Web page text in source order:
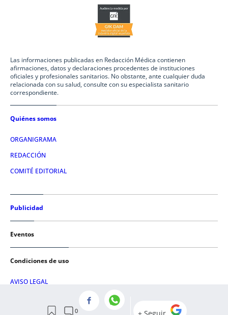
Las informaciones publicadas en Redacción Médica contienen
afirmaciones, datos y declaraciones procedentes de instituciones
oficiales y profesionales sanitarios. No obstante, ante cualquier duda
relacionada con su salud, consulte con su especialista sanitario
correspondiente.
Quiénes somos
ORGANIGRAMA
REDACCIÓN
COMITÉ EDITORIAL
Publicidad
Eventos
Condiciones de uso
AVISO LEGAL